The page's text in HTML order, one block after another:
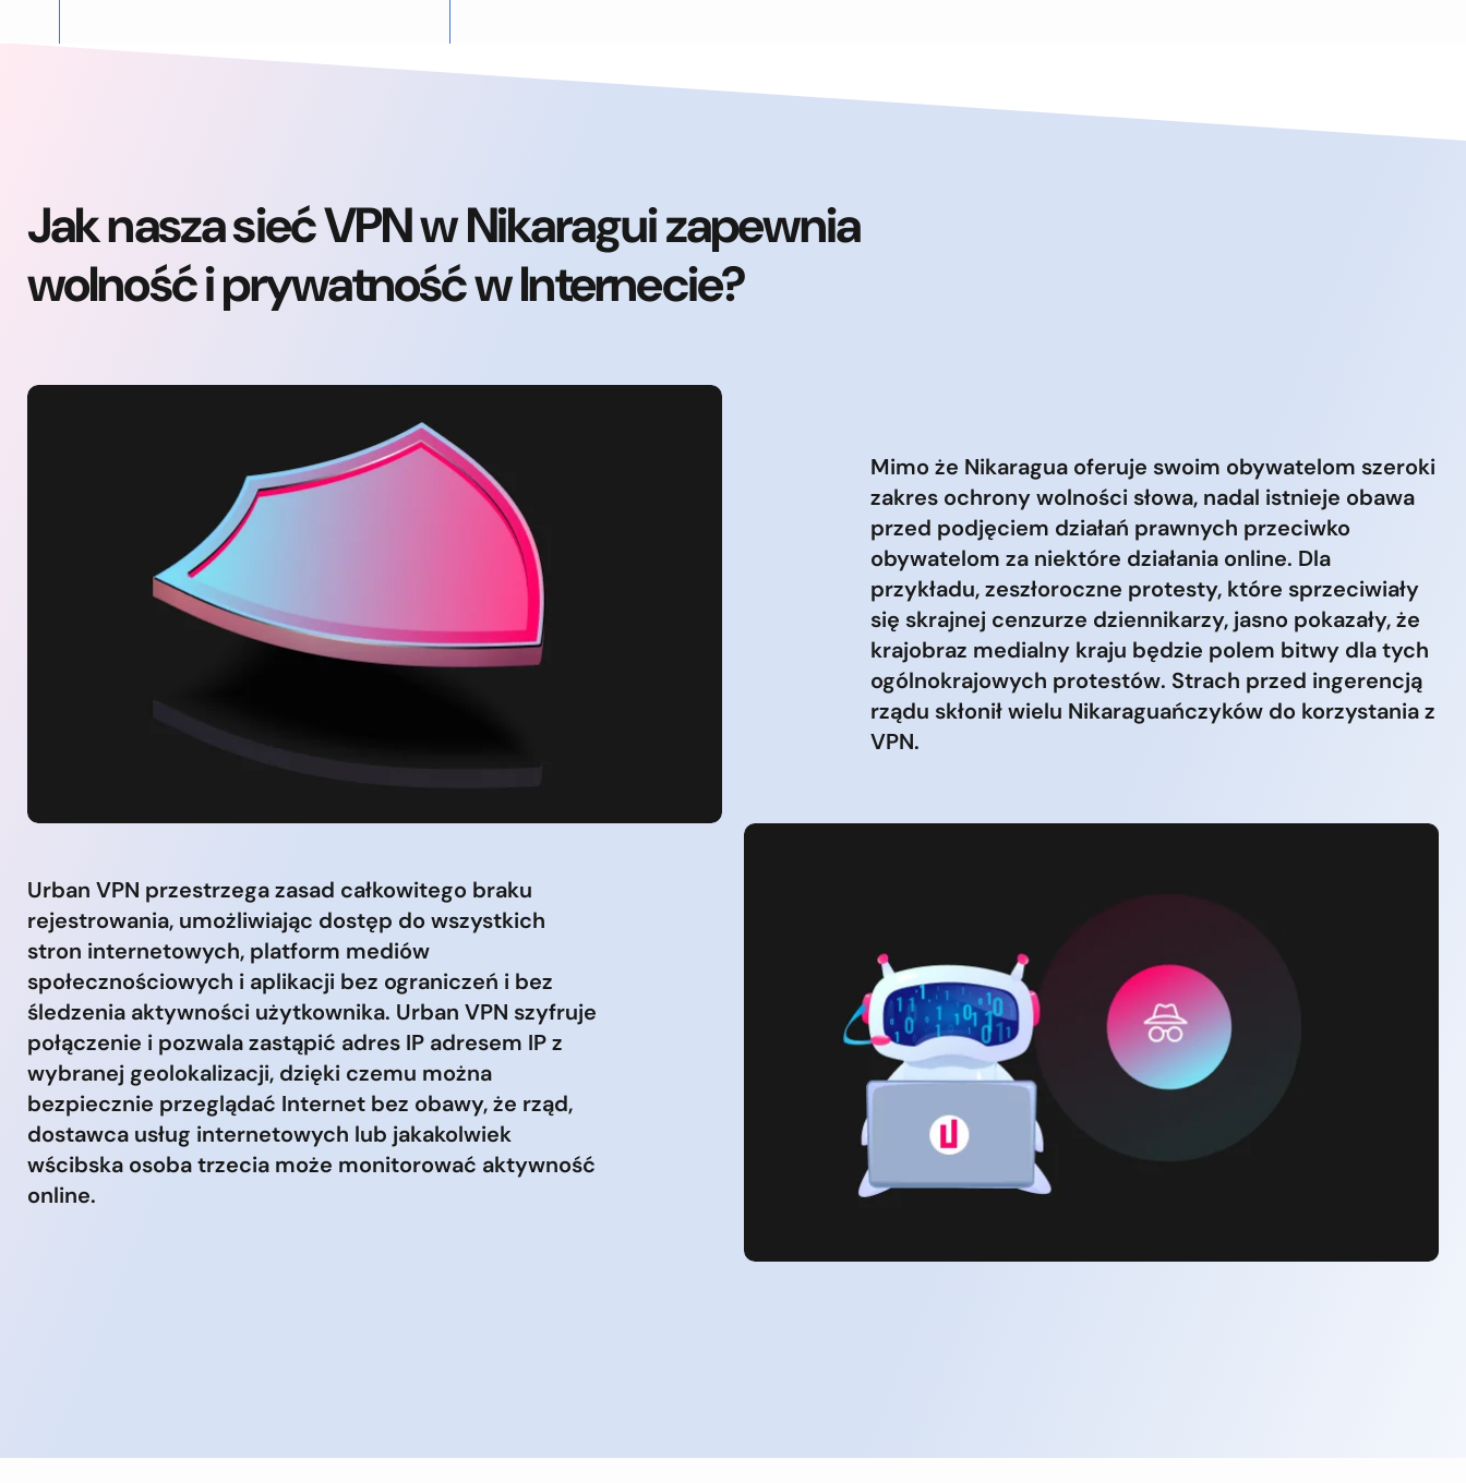
Jak nasza sieć VPN w Nikaragui zapewnia
wolność i prywatność w Internecie?
Mimo że Nikaragua oferuje swoim obywatelom szeroki
zakres ochrony wolności słowa, nadal istnieje obawa
przed podjęciem działań prawnych przeciwko
obywatelom za niektóre działania online. Dla
przykładu, zeszłoroczne protesty, które sprzeciwiały
się skrajnej cenzurze dziennikarzy, jasno pokazały, że
krajobraz medialny kraju będzie polem bitwy dla tych
ogólnokrajowych protestów. Strach przed ingerencją
rządu skłonił wielu Nikaraguańczyków do korzystania z
VPN.
Urban VPN przestrzega zasad całkowitego braku
rejestrowania, umożliwiając dostęp do wszystkich
stron internetowych, platform mediów
społecznościowych i aplikacji bez ograniczeń i bez
śledzenia aktywności użytkownika. Urban VPN szyfruje
połączenie i pozwala zastąpić adres IP adresem IP z
wybranej geolokalizacji, dzięki czemu można
bezpiecznie przeglądać Internet bez obawy, że rząd,
dostawca usług internetowych lub jakakolwiek
wścibska osoba trzecia może monitorować aktywność
online.